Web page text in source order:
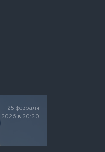
25 февраля
2026 в 20:20